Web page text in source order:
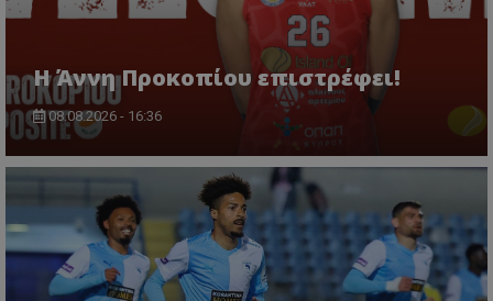
Η Άννη Προκοπίου επιστρέφει!
08.08.2026 - 16:36